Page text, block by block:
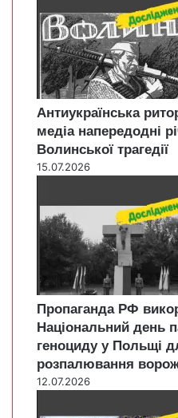
Антиукраїнська
медіа напередодні
Волинської трагедії
15.07.2026
Пропаганда РФ
Національний день
геноциду у Польщі
розпалювання
12.07.2026